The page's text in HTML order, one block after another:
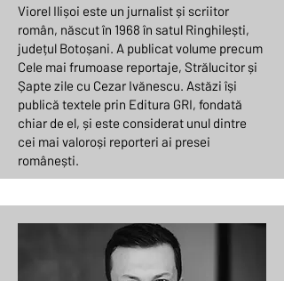
Viorel Ilișoi este un jurnalist și scriitor
român, născut în 1968 în satul Ringhilești,
județul Botoșani. A publicat volume precum
Cele mai frumoase reportaje, Strălucitor și
Șapte zile cu Cezar Ivănescu. Astăzi își
publică textele prin Editura GRI, fondată
chiar de el, și este considerat unul dintre
cei mai valoroși reporteri ai presei
românești.